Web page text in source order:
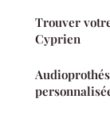
Trouver
Cyprien